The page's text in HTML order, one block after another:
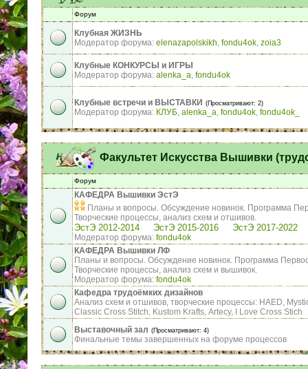
Форум
Клубная ЖИЗНЬ
Модератор форума: elenazapolskikh, fondu4ok, zoia3
Клубные КОНКУРСЫ и ИГРЫ
Модератор форума: alenka_a, fondu4ok
Клубные встречи и ВЫСТАВКИ (Просматривают: 2)
Модератор форума: КЛУБ, alenka_a, fondu4ok, fondu4ok_
Факультет Искусства Вышивки
Форум
КАФЕДРА Вышивки ЭстЭ
Планы и вопросы. Обсуждение новинок. Программа
Творческие процессы, анализ схем и отшивов.
ЭстЭ 2012-2014 ЭстЭ 2015-2016 ЭстЭ 2017-2022
Модератор форума: fondu4ok
КАФЕДРА Вышивки ЛФ
Планы и вопросы. Обсуждение новинок. Программа
Творческие процессы, анализ схем и вышивок.
Модератор форума: fondu4ok
Кафедра трудоёмких дизайнов
Анализ схем и отшивов, творческие процессы: HAED,
Сlassic Сross Stitch, Kustom Krafts, Аrtecy, I Love Cross Stich
Выставочный зал (Просматривают: 4)
Финальные темы завершенных на форуме процессов